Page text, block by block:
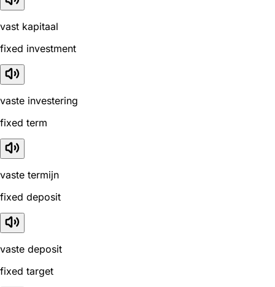
vast kapitaal
fixed investment
vaste investering
fixed term
vaste termijn
fixed deposit
vaste deposit
fixed target